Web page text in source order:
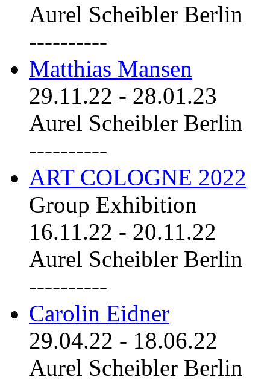
Aurel Scheibler Berlin
----------
Matthias Mansen
29.11.22 - 28.01.23
Aurel Scheibler Berlin
----------
ART COLOGNE 2022
Group Exhibition
16.11.22 - 20.11.22
Aurel Scheibler Berlin
----------
Carolin Eidner
29.04.22 - 18.06.22
Aurel Scheibler Berlin